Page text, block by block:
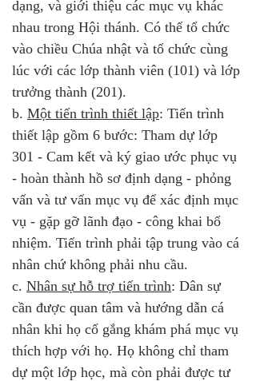
dạng, và giới thiệu các mục vụ khác
nhau trong Hội thánh. Có thể tổ chức
vào chiều Chúa nhật và tổ chức cùng
lúc với các lớp thành viên (101) và lớp
trưởng thành (201).
b. Một tiến trình thiết lập: Tiến trình
thiết lập gồm 6 bước: Tham dự lớp
301 - Cam kết và ký giao ước phục vụ
- hoàn thành hồ sơ định dạng - phỏng
vấn và tư vấn mục vụ để xác định mục
vụ - gặp gỡ lãnh đạo - công khai bổ
nhiệm. Tiến trình phải tập trung vào cá
nhân chứ không phải nhu cầu.
c. Nhân sự hỗ trợ tiến trình: Dân sự
cần được quan tâm và hướng dẫn cá
nhân khi họ cố gắng khám phá mục vụ
thích hợp với họ. Họ không chỉ tham
dự một lớp học, mà còn phải được tư